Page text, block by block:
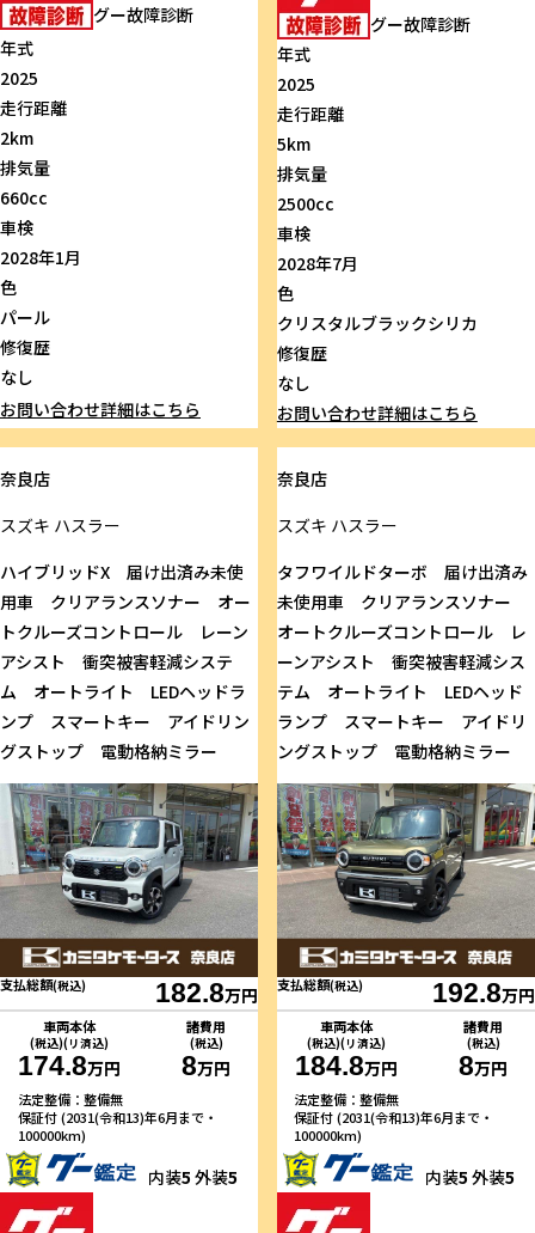
グー故障診断
年式
2025
走行距離
2km
排気量
660cc
車検
2028年1月
色
パール
修復歴
なし
お問い合わせ詳細はこちら
グー故障診断
年式
2025
走行距離
5km
排気量
2500cc
車検
2028年7月
色
クリスタルブラックシリカ
修復歴
なし
お問い合わせ詳細はこちら
奈良店
スズキ ハスラー
ハイブリッドX 届け出済み未使
用車 クリアランスソナー オー
トクルーズコントロール レーン
アシスト 衝突被害軽減システ
ム オートライト LEDヘッドラ
ンプ スマートキー アイドリン
グストップ 電動格納ミラー
支払総額(税込) 182.8万円
車両本体
(税込)(リ済込)
174.8万円
諸費用
(税込)
8万円
法定整備：整備無
保証付 (2031(令和13)年6月まで・
100000km)
内装5 外装5
奈良店
スズキ ハスラー
タフワイルドターボ 届け出済み
未使用車 クリアランスソナー
オートクルーズコントロール レ
ーンアシスト 衝突被害軽減シス
テム オートライト LEDヘッド
ランプ スマートキー アイドリ
ングストップ 電動格納ミラー
支払総額(税込) 192.8万円
車両本体
(税込)(リ済込)
184.8万円
諸費用
(税込)
8万円
法定整備：整備無
保証付 (2031(令和13)年6月まで・
100000km)
内装5 外装5